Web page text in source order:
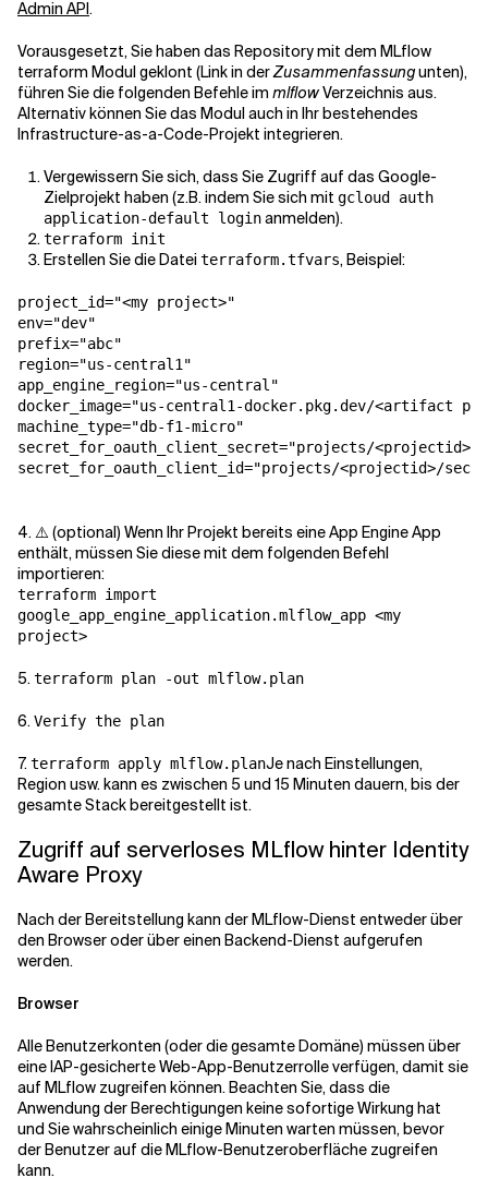
Admin API.
Vorausgesetzt, Sie haben das Repository mit dem MLflow
terraform Modul geklont (Link in derZusammenfassungunten),
führen Sie die folgenden Befehle im mlflowVerzeichnis aus.
Alternativ können Sie das Modul auch in Ihr bestehendes
Infrastructure-as-a-Code-Projekt integrieren.
Vergewissern Sie sich, dass Sie Zugriff auf das Google-
Zielprojekt haben (z.B. indem Sie sich mit gcloud auth
application-default loginanmelden).
terraform init
Erstellen Sie die Dateiterraform.tfvars, Beispiel:
project_id="<my project>"
env="dev"
prefix="abc"
region="us-central1"
app_engine_region="us-central"
docker_image="us-central1-docker.pkg.dev/<artifact
machine_type="db-f1-micro"
secret_for_oauth_client_secret="projects/
secret_for_oauth_client_id="projects/<projectid>/
4. ⚠️ (optional) Wenn Ihr Projekt bereits eine App Engine App
enthält, müssen Sie diese mit dem folgenden Befehl
importieren:
terraform import
google_app_engine_application.mlflow_app <my
project>
5.terraform plan -out mlflow.plan
6.Verify the plan
7.terraform apply mlflow.planJe nach Einstellungen,
Region usw. kann es zwischen 5 und 15 Minuten dauern, bis der
gesamte Stack bereitgestellt ist.
Zugriff auf serverloses MLflow hinter Identity
Aware Proxy
Nach der Bereitstellung kann der MLflow-Dienst entweder über
den Browser oder über einen Backend-Dienst aufgerufen
werden.
Browser
Alle Benutzerkonten (oder die gesamte Domäne) müssen über
eine IAP-gesicherte Web-App-Benutzerrolle verfügen, damit sie
auf MLflow zugreifen können. Beachten Sie, dass die
Anwendung der Berechtigungen keine sofortige Wirkung hat
und Sie wahrscheinlich einige Minuten warten müssen, bevor
der Benutzer auf die MLflow-Benutzeroberfläche zugreifen
kann.